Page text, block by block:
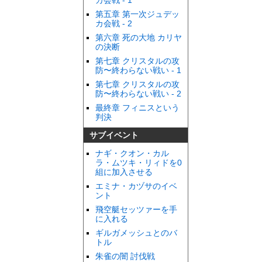
第五章 第一次ジュデッ
カ会戦 - 2
第六章 死の大地 カリヤ
の決断
第七章 クリスタルの攻
防〜終わらない戦い - 1
第七章 クリスタルの攻
防〜終わらない戦い - 2
最終章 フィニスという
判決
サブイベント
ナギ・クオン・カル
ラ・ムツキ・リィドを0
組に加入させる
エミナ・カヅサのイベ
ント
飛空艇セッツァーを手
に入れる
ギルガメッシュとのバ
トル
朱雀の闇 討伐戦